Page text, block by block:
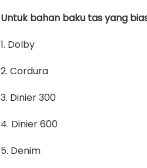
Untuk bahan baku tas yang
1. Dolby
2. Cordura
3. Dinier 300
4. Dinier 600
5. Denim